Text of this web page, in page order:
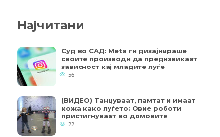
Најчитани
Суд во САД: Meta ги дизајнираше
своите производи да предизвикаат
зависност кај младите луѓе
56
(ВИДЕО) Танцуваат, памтат и имаат
кожа како луѓето: Овие роботи
пристигнуваат во домовите
22